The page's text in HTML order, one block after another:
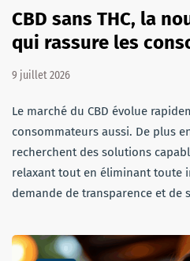
CBD sans THC, la
qui rassure les
9 juillet 2026
Le marché du CBD évolue
consommateurs aussi. De plus
recherchent des solutions
relaxant tout en éliminant toute
demande de transparence et de